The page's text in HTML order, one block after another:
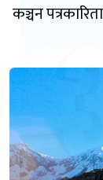
कञ्चन